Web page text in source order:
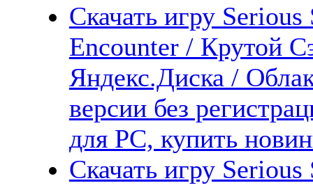
Скачать игру
Encounter / Крутой
Яндекс.Диска /
версии без
для PC, купить
Скачать игру